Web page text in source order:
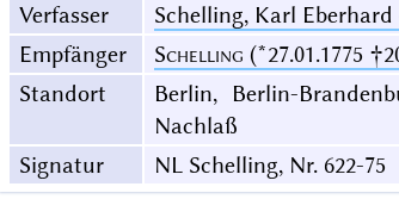
Verfasser
Schelling, Karl Eberhard
Empfänger
Schelling (*27.01.1775
Standort
Berlin, Berlin-
Nachlaß
Signatur
NL Schelling, Nr. 622-75